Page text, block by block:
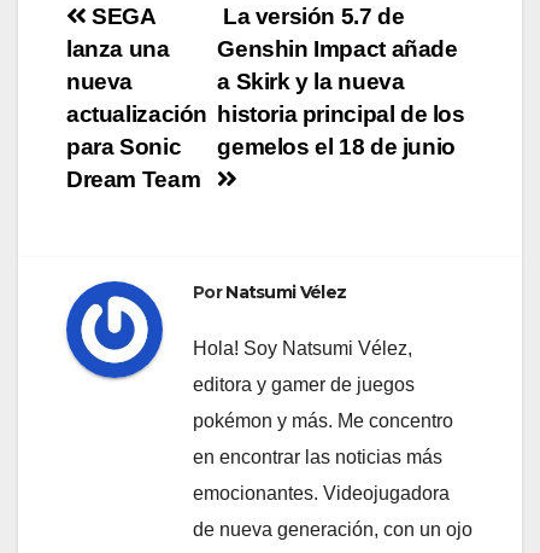
Navegación
de
entradas
La versión 5.7 de
Genshin Impact añade
a Skirk y la nueva
historia principal de los
gemelos el 18 de junio
SEGA
lanza una
nueva
actualización
para Sonic
Dream Team
PorNatsumi Vélez
Hola! Soy Natsumi Vélez,
editora y gamer de juegos
pokémon y más. Me concentro
en encontrar las noticias más
emocionantes. Videojugadora
de nueva generación, con un ojo